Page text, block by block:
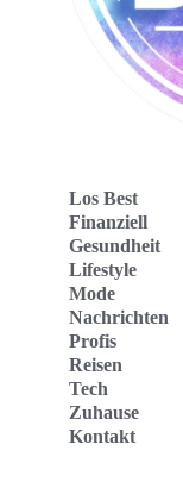
Los Best
Finanziell
Gesundheit
Lifestyle
Mode
Nachrichten
Profis
Reisen
Tech
Zuhause
Kontakt